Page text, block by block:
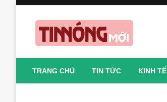
Tin Nóng Mới
TRANG CHỦ TIN TỨC KINH TẾ